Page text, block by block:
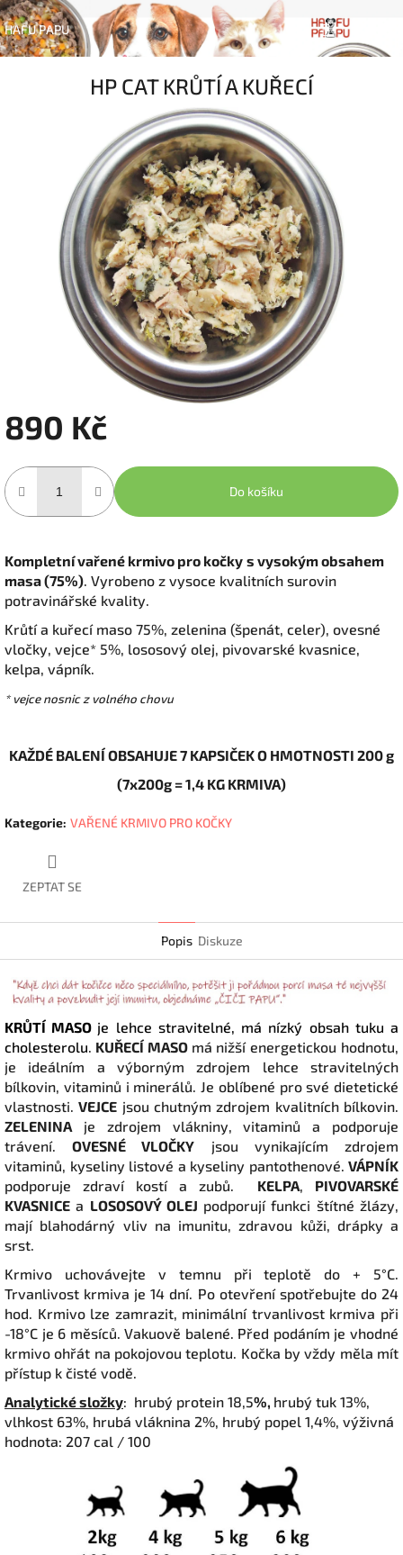
Přejít
na
obsah
HAFU PAPU Hledat
HP CAT KRŮTÍ A KUŘECÍ
890 Kč
cena:
Do košíku
Kompletní vařené krmivo pro kočky s vysokým obsahem
masa (75%) . Vyrobeno z vysoce kvalitních surovin
potravinářské kvality.
Krůtí a kuřecí maso 75%, zelenina (špenát, celer), ovesné
vločky, vejce* 5%, lososový olej, pivovarské kvasnice,
kelpa, vápník.
* vejce nosnic z volného chovu
KAŽDÉ BALENÍ OBSAHUJE 7 KAPSIČEK O HMOTNOSTI 200 g
(7x200g = 1,4 KG KRMIVA)
Kategorie: VAŘENÉ KRMIVO PRO KOČKY
ZEPTAT SE
Popis Diskuze
KRŮTÍ MASO je lehce stravitelné, má nízký obsah tuku a
cholesterolu KUŘECÍ MASO má nižší energetickou hodnotu,
je ideálním a výborným zdrojem lehce stravitelných
bílkovin, vitaminů i minerálů. Je oblíbené pro své dietetické
vlastnosti.VEJCE jsou chutným zdrojem kvalitních bílkovin.
ZELENINA je zdrojem vlákniny, vitaminů a podporuje
trávení.OVESNÉ VLOČKY jsou vynikajícím zdrojem
vitaminů, kyseliny listové a kyseliny pantothenové. VÁPNÍK
podporuje zdraví kostí a zubů. KELPA
PIVOVARSKÉ
KVASNICE a LOSOSOVÝ OLEJ podporují funkci štítné žlázy,
mají blahodárný vliv na imunitu, zdravou kůži, drápky a
srst.
Krmivo uchovávejte v temnu při teplotě do + 5°C.
Trvanlivost krmiva je 14 dní. Po otevření spotřebujte do 24
hod. Krmivo lze zamrazit, minimální trvanlivost krmiva při
-18°C je 6 měsíců. Vakuově balené. Před podáním je vhodné
krmivo ohřát na pokojovou teplotu. Kočka by vždy měla mít
přístup k čisté vodě.
Analytické složky: hrubý protein 18,5%, hrubý tuk 13%,
vlhkost 63%, hrubá vláknina 2%, hrubý popel 1,4%, výživná
hodnota: 207 cal / 100